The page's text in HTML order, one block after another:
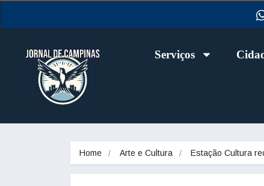
Serviços
Home Arte e Cultura Estação Cultura